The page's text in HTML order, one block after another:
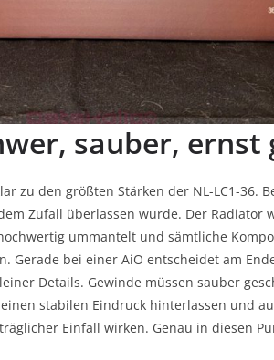
sauber, ernst
zu den größten Stärken der NL-LC1-36.
Zufall überlassen wurde. Der Radiator
ummantelt und sämtliche
Gerade bei einer AiO entscheidet am
Details. Gewinde müssen sauber
stabilen Eindruck hinterlassen und
Einfall wirken. Genau in diesen